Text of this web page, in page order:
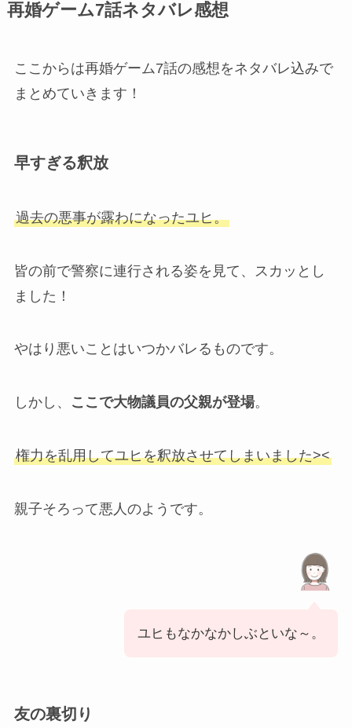
再婚ゲーム7話ネタバレ感想
ここからは再婚ゲーム7話の感想をネタバレ込みで
まとめていきます！
早すぎる釈放
過去の悪事が露わになったユヒ。
皆の前で警察に連行される姿を見て、スカッとし
ました！
やはり悪いことはいつかバレるものです。
しかし、 ここで大物議員の父親が登場。
権力を乱用してユヒを釈放させてしまいました><
親子そろって悪人のようです。
ユヒもなかなかしぶといな～。
友の裏切り